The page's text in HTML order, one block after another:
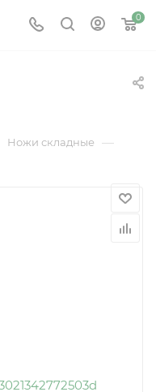
0
Ножи складные —